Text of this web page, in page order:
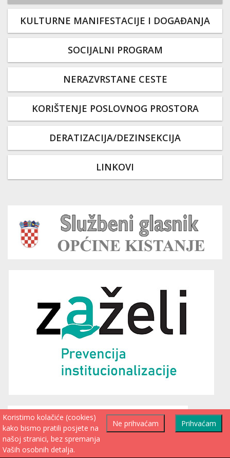
KULTURNE MANIFESTACIJE I DOGAĐANJA
SOCIJALNI PROGRAM
NERAZVRSTANE CESTE
KORIŠTENJE POSLOVNOG PROSTORA
DERATIZACIJA/DEZINSEKCIJA
LINKOVI
Prihvaćam
Ne prihvaćam
Koristimo kolačiće (cookies)
kako bismo pratili posjete na
našoj stranici, bez spremanja
Vaših osobnih detalja.